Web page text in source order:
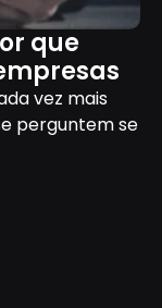
que
vez mais
perguntem se